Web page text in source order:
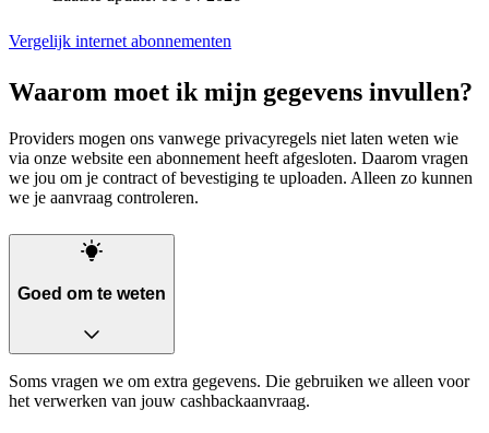
Vergelijk internet abonnementen
Waarom moet ik mijn gegevens invullen?
Providers mogen ons vanwege privacyregels niet laten weten wie
via onze website een abonnement heeft afgesloten. Daarom vragen
we jou om je contract of bevestiging te uploaden. Alleen zo kunnen
we je aanvraag controleren.
Goed om te weten
Soms vragen we om extra gegevens. Die gebruiken we alleen voor
het verwerken van jouw cashbackaanvraag.